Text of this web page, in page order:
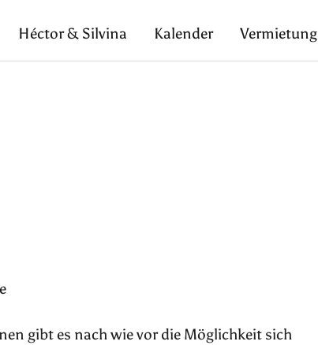
Héctor & Silvina Kalender Vermietung
gibt es nach wie vor die Möglichkeit sich